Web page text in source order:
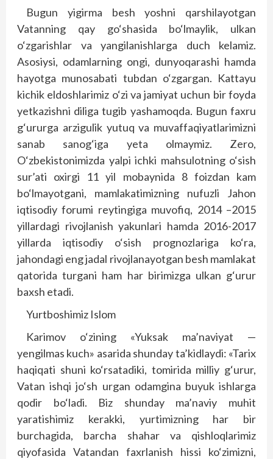
Bugun yigirma besh yoshni qarshilayotgan
Vatanning qay go‘shasida bo‘lmaylik, ulkan
o‘zgarishlar va yangilanishlarga duch kelamiz.
Asosiysi, odamlarning ongi, dunyoqarashi hamda
hayotga munosabati tubdan o‘zgargan. Kattayu
kichik eldoshlarimiz o‘zi va jamiyat uchun bir foyda
yetkazishni diliga tugib yashamoqda. Bugun faxru
g‘ururga arzigulik yutuq va muvaffaqiyatlarimizni
sanab sanog‘iga yeta olmaymiz. Zero,
O‘zbekistonimizda yalpi ichki mahsulotning o‘sish
sur’ati oxirgi 11 yil mobaynida 8 foizdan kam
bo‘lmayotgani, mamlakatimizning nufuzli Jahon
iqtisodiy forumi reytingiga muvofiq, 2014 –2015
yillardagi rivojlanish yakunlari hamda 2016-2017
yillarda iqtisodiy o‘sish prognozlariga ko‘ra,
jahondagi eng jadal rivojlanayotgan besh mamlakat
qatorida turgani ham har birimizga ulkan g‘urur
baxsh etadi.
Yurtboshimiz Islom
Karimov o‘zining «Yuksak ma’naviyat —
yengilmas kuch» asarida shunday ta’kidlaydi: «Tarix
haqiqati shuni ko‘rsatadiki, tomirida milliy g‘urur,
Vatan ishqi jo‘sh urgan odamgina buyuk ishlarga
qodir bo‘ladi. Biz shunday ma’naviy muhit
yaratishimiz kerakki, yurtimizning har bir
burchagida, barcha shahar va qishloqlarimiz
qiyofasida Vatandan faxrlanish hissi ko‘zimizni,